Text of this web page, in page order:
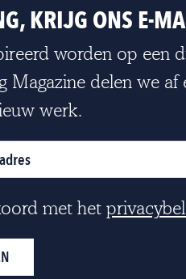
KRIJG ONS E-
worden op een
Magazine delen we
werk.
met het